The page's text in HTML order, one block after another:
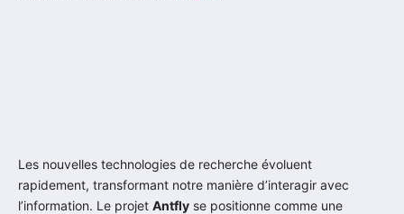
Les nouvelles technologies de recherche évoluent
rapidement, transformant notre manière d’interagir avec
l’information. Le projet Antfly se positionne comme une